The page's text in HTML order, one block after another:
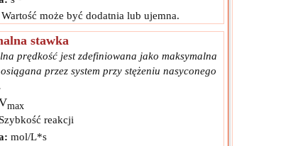
Wartość może być dodatnia lub ujemna.
stawka
prędkość jest zdefiniowana jako maksymalna
przez system przy stężeniu nasyconego
max
Szybkość reakcji
mol/L*s